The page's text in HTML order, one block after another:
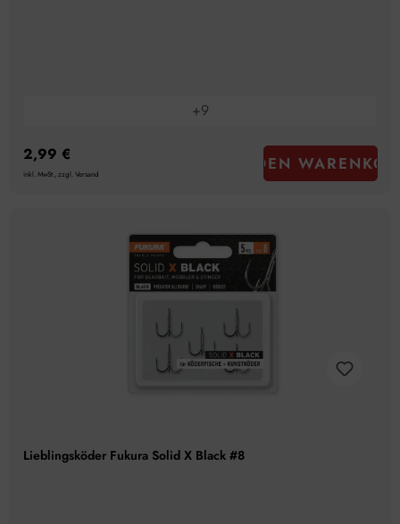
+9
2,99 €
inkl. MwSt., zzgl. Versand IN DEN
Lieblingsköder Fukura Solid X Black #8